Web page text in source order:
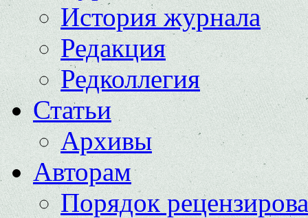
История журнала
Редакция
Редколлегия
Статьи
Архивы
Авторам
Порядок